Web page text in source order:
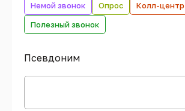
Немой звонок
Опрос
Колл-центр
Полезный звонок
Псевдоним